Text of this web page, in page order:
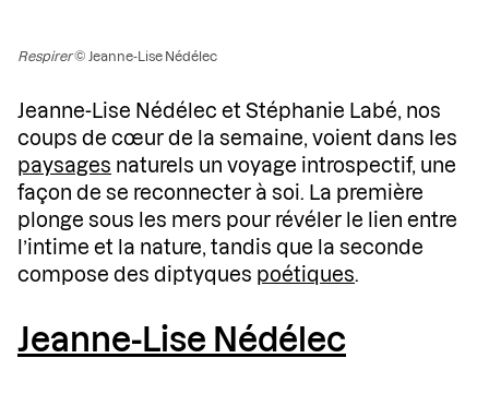
Respirer© Jeanne-Lise Nédélec
Jeanne-Lise Nédélec et Stéphanie Labé, nos
coups de cœur de la semaine, voient dans les
paysages naturels un voyage introspectif, une
façon de se reconnecter à soi. La première
plonge sous les mers pour révéler le lien entre
l’intime et la nature, tandis que la seconde
compose des diptyques poétiques.
Jeanne-Lise Nédélec